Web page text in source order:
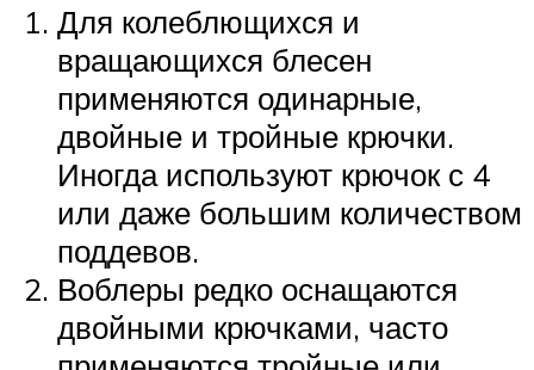
Для колеблющихся и
вращающихся блесен
применяются одинарные,
двойные и тройные крючки.
Иногда используют крючок с 4
или даже большим количеством
поддевов.
Воблеры редко оснащаются
двойными крючками, часто